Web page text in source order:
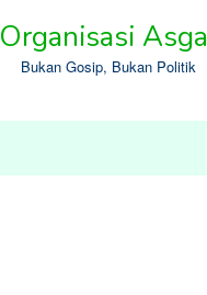
Organisasi
Bukan Gosip, Bukan Politik